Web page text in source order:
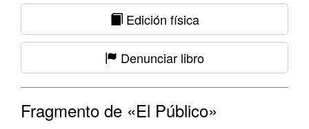
Edición física
Denunciar libro
Fragmento de «El Público»